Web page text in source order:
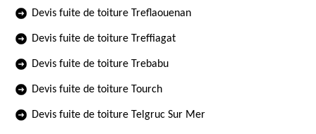
Devis fuite de toiture Treflaouenan
Devis fuite de toiture Treffiagat
Devis fuite de toiture Trebabu
Devis fuite de toiture Tourch
Devis fuite de toiture Telgruc Sur Mer